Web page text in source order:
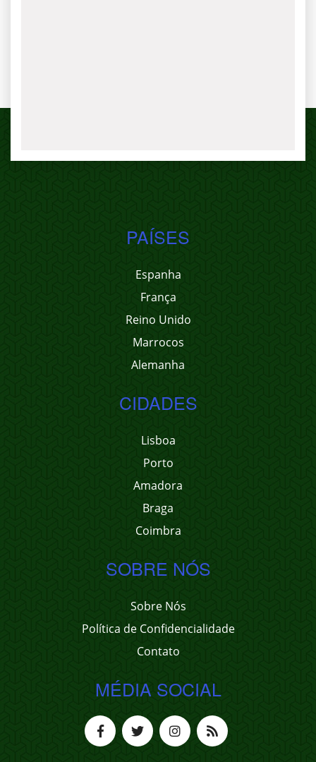
PAÍSES
Espanha
França
Reino Unido
Marrocos
Alemanha
CIDADES
Lisboa
Porto
Amadora
Braga
Coimbra
SOBRE NÓS
Sobre Nós
Política de Confidencialidade
Contato
MÉDIA SOCIAL